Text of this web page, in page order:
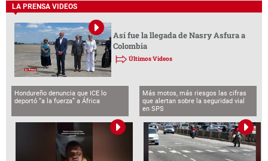
LA PRENSA VIDEOS
Así fue la llegada de Nasry Asfura a
Colombia
Últimos Videos
Hondureño denuncia que ICE lo
deportó “a la fuerza” a África
Más motos, más riesgos las cifras
que alertan sobre la seguridad vial
en SPS